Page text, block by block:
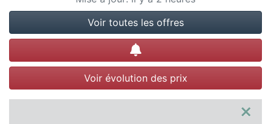
Voir toutes les offres
Créer une alerte
Voir évolution des prix
×